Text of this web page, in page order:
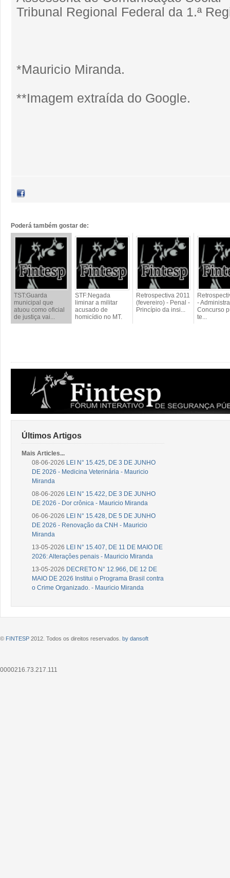
Tribunal Regional Federal da 1.ª
*Mauricio Miranda.
**Imagem extraída do Google.
Poderá também gostar de:
TST:Guarda
municipal que
atuou como oficial
de justiça vai...
STF:Negada
liminar a militar
acusado de
homicídio no MT.
Retrospectiva 2011
(fevereiro) - Penal -
Princípio da insi...
-
Concurso
te...
Últimos Artigos
Mais Articles...
08-06-2026 LEI N° 15.425, DE 3 DE JUNHO
DE 2026 - Medicina Veterinária - Mauricio
Miranda
08-06-2026 LEI N° 15.422, DE 3 DE JUNHO
DE 2026 - Dor crônica - Mauricio Miranda
06-06-2026 LEI N° 15.428, DE 5 DE JUNHO
DE 2026 - Renovação da CNH - Mauricio
Miranda
13-05-2026 LEI N° 15.407, DE 11 DE MAIO DE
2026: Alteraçôes penais - Mauricio Miranda
13-05-2026 DECRETO N° 12.966, DE 12 DE
MAIO DE 2026 Institui o Programa Brasil contra
o Crime Organizado. - Mauricio Miranda
© FINTESP 2012. Todos os direitos reservados. by dansoft
0000216.73.217.111